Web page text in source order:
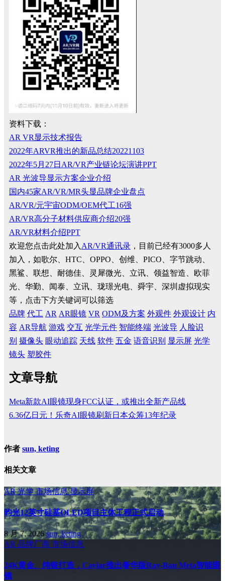
资料下载：
AR VR显示技术报告
2022年ARVR推出的新品总结20221103
2022年5月27日AR/VR产业链论坛演讲PPT
AR 光波导显示方案企业介绍
国内45家AR/VR/MR头显品牌企业盘点
AR/VR/元宇宙ODM/OEM代工16强
AR/VR高分子材料供应商介绍20强
AR/VR材料介绍PPT
欢迎您点击此处加入 AR/VR通讯录 ，目前已经有3000多人
加入，如歌尔、HTC、OPPO、创维、PICO、字节跳动、
黑鲨、联想、耐德佳、灵犀微光、立讯、领益智造、欧菲
光、华勤、闻泰、立讯、珑璟光电、舜宇、深圳虚拟现实
等，点击下方关键词可以筛选
品牌 代工 AR AR眼镜 VR ODM及方案 外观件 外观设计 内
容 AR导航 游戏 交互 光学元件 智能终端 光波导 人脸识
别 摄像头 眼动追踪 天线 软件 五金 语音识别 显示屏 光学
镜头 塑胶件
文章导航
Meta新款AI眼镜现身FCC认证，或推出全新产品线
6.36亿日元！乐奇AI眼镜刷新日本众筹13年纪录
作者 sun, keting
相关文章
AR光学市场信息显示屏
昀光12英寸硅基OLED项目主体工程正式启动
8 月 7, 2026sun, keting
AR 品牌厂商 市场信息
24K黄金、纯银打造，Caviar推出奢华版Ray-Ban Meta智能眼
镜